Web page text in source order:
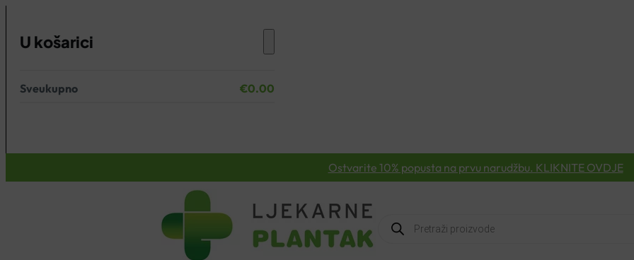
U košarici
Nema proizvoda u košarici.
Sveukupno €0.00
Ostvarite 10% popusta na prvu narudžbu. KLIKNITE OVDJE
Products
search